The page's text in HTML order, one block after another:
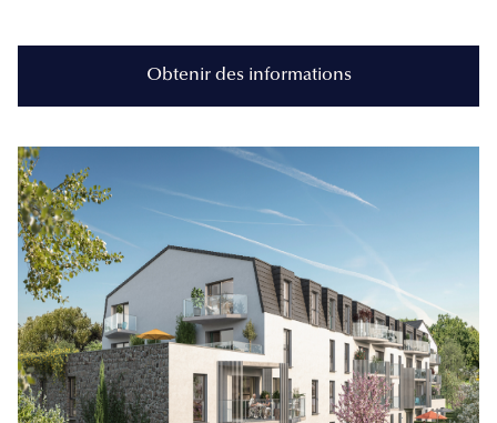
Obtenir des informations